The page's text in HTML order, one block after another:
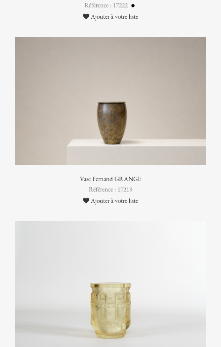
Référence : 17222
Ajouter à votre liste
Vase Fernand GRANGE
Référence : 17219
Ajouter à votre liste